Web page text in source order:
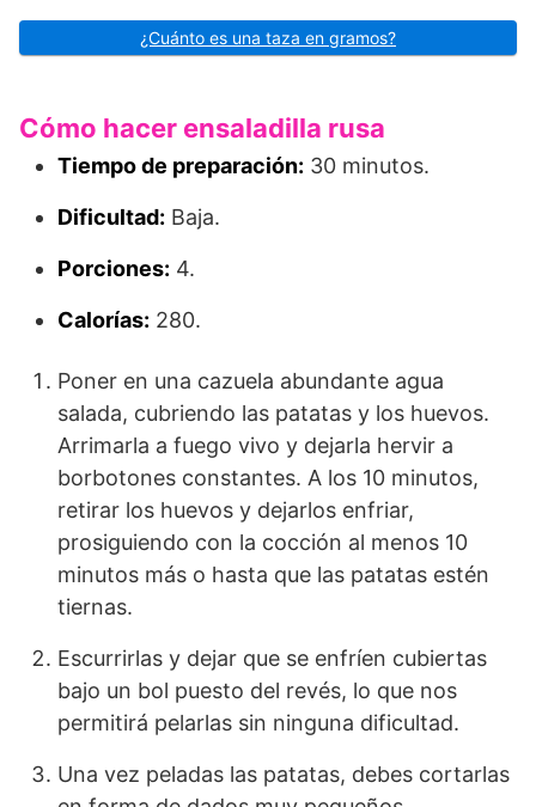
¿Cuánto es una taza en gramos?
Cómo hacer ensaladilla rusa
Tiempo de preparación: 30 minutos.
Dificultad: Baja.
Porciones: 4.
Calorías: 280.
Poner en una cazuela abundante agua
salada, cubriendo las patatas y los huevos.
Arrimarla a fuego vivo y dejarla hervir a
borbotones constantes. A los 10 minutos,
retirar los huevos y dejarlos enfriar,
prosiguiendo con la cocción al menos 10
minutos más o hasta que las patatas estén
tiernas.
Escurrirlas y dejar que se enfríen cubiertas
bajo un bol puesto del revés, lo que nos
permitirá pelarlas sin ninguna dificultad.
Una vez peladas las patatas, debes cortarlas